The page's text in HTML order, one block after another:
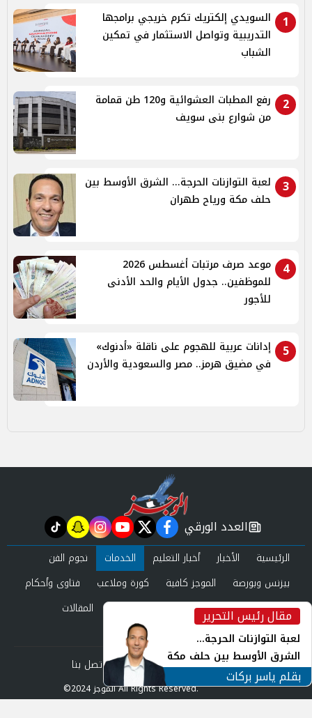
1
السويدي إلكتريك تكرم خريجي برامجها
التدريبية وتواصل الاستثمار في تمكين
الشباب
2
رفع المطبات العشوائية و120 طن قمامة
من شوارع بنى سويف
3
لعبة التوازنات الحرجة... الشرق الأوسط بين
حلف مكة ورياح طهران
4
موعد صرف مرتبات أغسطس 2026
للموظفين.. جدول الأيام والحد الأدنى
للأجور
5
إدانات عربية للهجوم على ناقلة «أدنوك»
في مضيق هرمز.. مصر والسعودية والأردن
مقال رئيس التحرير
لعبة التوازنات الحرجة...
الشرق الأوسط بين حلف مكة
ورياح طهران
بقلم ياسر بركات
newspaper
العدد الورقي facebook
twitter
youtube
instagram
snapchat
tiktok
الرئيسية الأخبار أخبار التعليم الخدمات
نجوم الفن
بيزنس وبورصة
الموجز كافية كورة وملاعب
فتاوى وأحكام
صحة وجمال
عرب وعالم حوادث ومحاكم
المقالات
العدد الورقي
من نحن
سياسة الخصوصية اتصل بنا
©2024 الموجز All Rights Reserved.